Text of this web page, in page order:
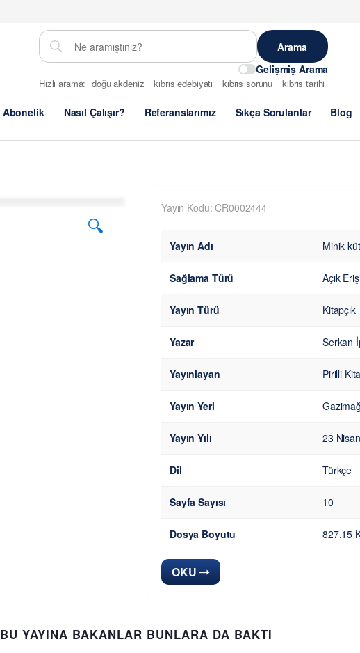
Gelişmiş Arama
Hızlı arama: doğu akdeniz kıbrıs edebiyatı kıbrıs sorunu kıbrıs tarihi
Abonelik Nasıl Çalışır? Referanslarımız Sıkça Sorulanlar Blog
🔍
Yayın Kodu: CR0002444
Yayın Adı Minik
Sağlama Türü Açık
Yayın Türü Kitapçık
Yazar Serkan
Yayınlayan Pirilli
Yayın Yeri
Yayın Yılı 23
Dil Türkçe
Sayfa Sayısı 10
Dosya Boyutu 827.15
OKU
BU YAYINA BAKANLAR BUNLARA DA BAKTI